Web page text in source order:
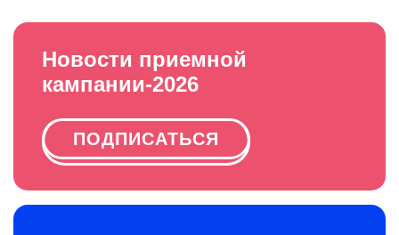
Новости приемной
кампании-2026
ПОДПИСАТЬСЯ